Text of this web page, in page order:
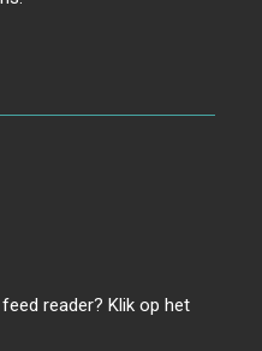
reader? Klik op het